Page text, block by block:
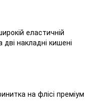
еластичній
накладні кишені
на флісі преміум